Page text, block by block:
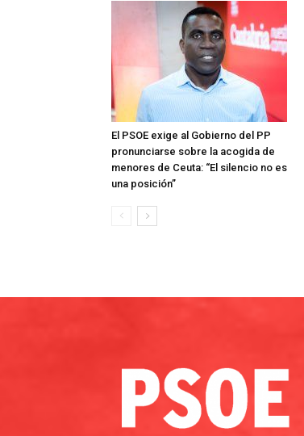
El PSOE exige al Gobierno del PP
pronunciarse sobre la acogida de
menores de Ceuta: “El silencio no es
una posición”